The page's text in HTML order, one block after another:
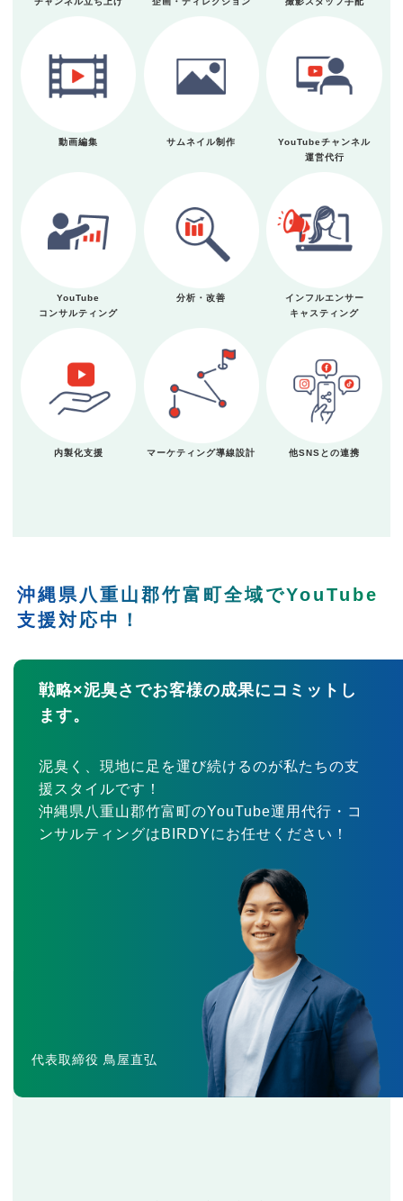
動画編集 サムネイル制作
YouTubeチャンネル
運営代行
YouTube
コンサルティング
分析・改善
インフルエンサー
キャスティング
内製化支援 マーケティング導線設計 他SNSとの連携
沖縄県八重山郡竹富町全域でYouTube
支援対応中！
戦略×泥臭さでお客様の成果にコミットし
ます。
泥臭く、現地に足を運び続けるのが私たちの支
援スタイルです！
沖縄県八重山郡竹富町のYouTube運用代行・コ
ンサルティングはBIRDYにお任せください！
代表取締役 鳥屋直弘